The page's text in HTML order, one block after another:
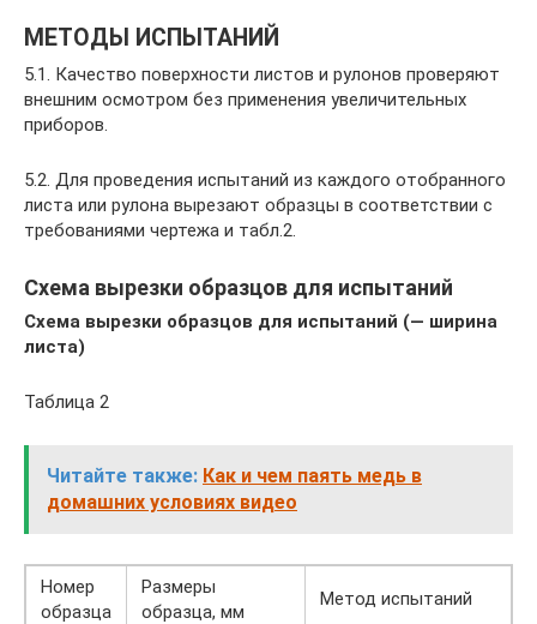
МЕТОДЫ ИСПЫТАНИЙ
5.1. Качество поверхности листов и рулонов проверяют
внешним осмотром без применения увеличительных
приборов.
5.2. Для проведения испытаний из каждого отобранного
листа или рулона вырезают образцы в соответствии с
требованиями чертежа и табл.2.
Схема вырезки образцов для испытаний
Схема вырезки образцов для испытаний (— ширина
листа)
Таблица 2
Читайте также: Как и чем паять медь в
домашних условиях видео
Номер
образца
Размеры
образца, мм
Метод испытаний